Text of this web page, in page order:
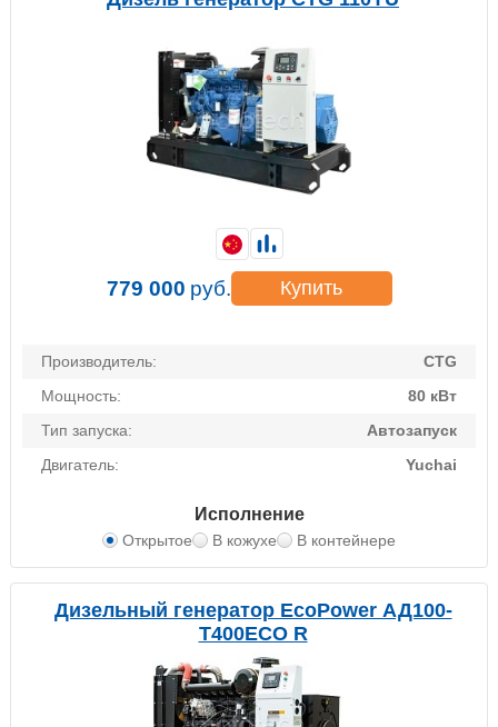
Производитель:
CTG
Мощность:
80 кВт
Тип запуска:
Автозапуск
Двигатель:
Yuchai
Исполнение
Открытое В кожухе В контейнере
779 000 руб. Купить
Дизельный генератор EcoPower АД100-
T400ECO R